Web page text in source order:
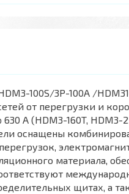
100S/3P-100A /
от перегрузки и
А (HDM3-160T, HDM3-
оснащены
материала,
щитах, а